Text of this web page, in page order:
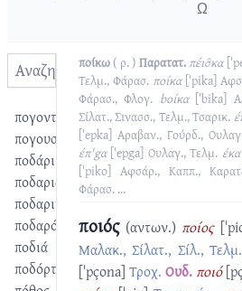
Ω
πογοντώ
πογουστίζω
ποδάρι
ποδαριά
ποδαρικό
ποδαρόχειλο
ποδιά
ποδόρτι
ποίκω ( ρ. ) Παρατατ. πέισ̑κα
Τελμ., Φάρασ. ποίκα [ˈpika]
Φάρασ., Φλογ. bοίκα [ˈbika]
Σίλατ., Σινασσ., Τελμ., Τσαρικ.
[ˈepka] Αραβαν., Γούρδ.,
έπ'gα [ˈepga] Ουλαγ., Τελμ. έκα
[ˈpiko] Αφσάρ., Καππ.,
Φάρασ. ...
ποιός (αντων.) ποίος
Μαλακ., Σίλατ., Σίλ.,
[ˈpçona] Τροχ. Ουδ. ποιό